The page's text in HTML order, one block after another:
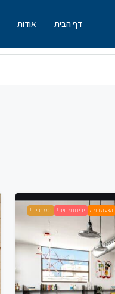
דף הבית אודות
הצעה חמה ירידת מחיר ! נכס נדיר !